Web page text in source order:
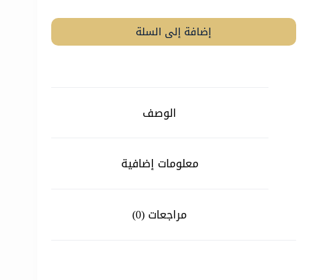
إضافة إلى السلة
الوصف
معلومات إضافية
مراجعات (0)